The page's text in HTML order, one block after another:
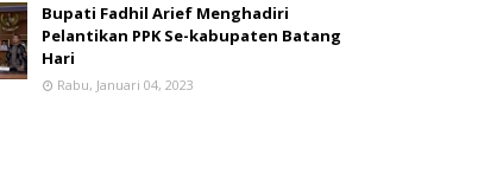
Bupati Fadhil Arief Menghadiri
Pelantikan PPK Se-kabupaten Batang
Hari
Rabu, Januari 04, 2023